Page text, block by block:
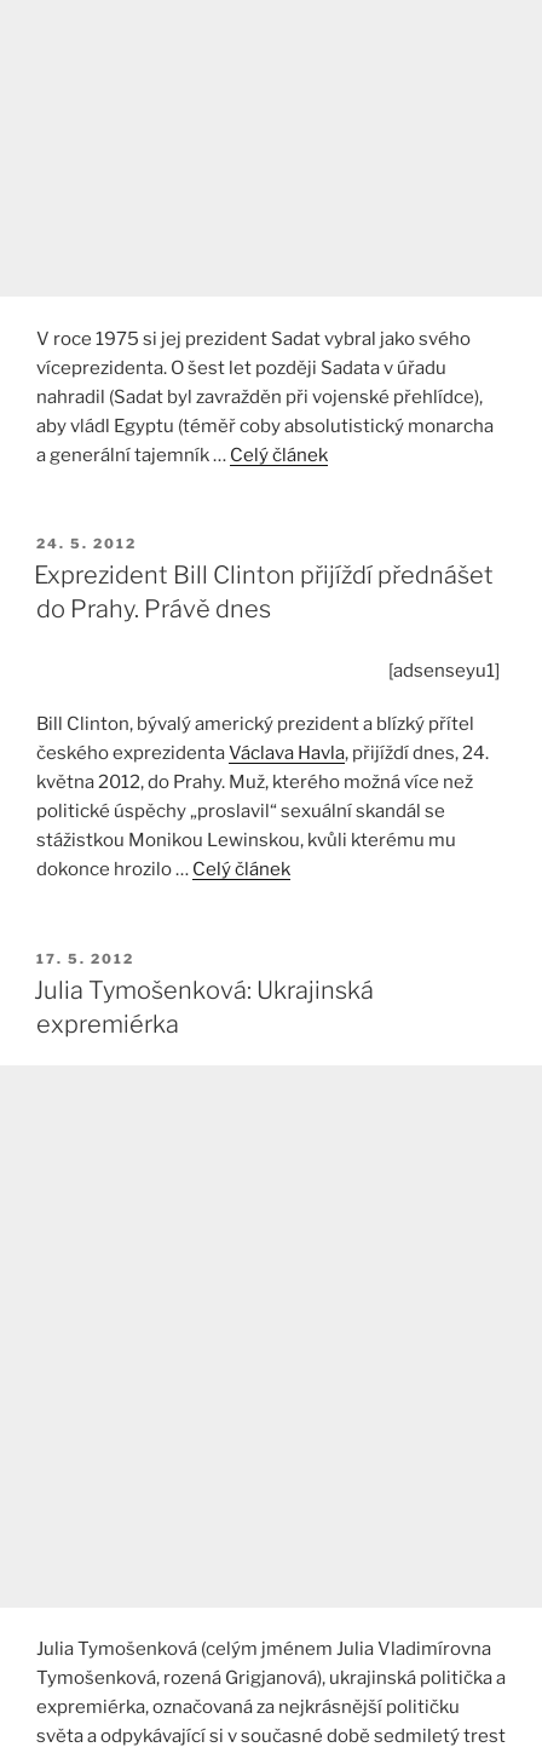
V roce 1975 si jej prezident Sadat vybral jako svého
víceprezidenta. O šest let později Sadata v úřadu
nahradil (Sadat byl zavražděn při vojenské přehlídce),
aby vládl Egyptu (téměř coby absolutistický monarcha
a generální tajemník … Celý článek
PUBLIKOVÁNO
24. 5. 2012
Exprezident Bill Clinton přijíždí přednášet
do Prahy. Právě dnes
[adsenseyu1]
Bill Clinton, bývalý americký prezident a blízký přítel
českého exprezidentaVáclava Havla, přijíždí dnes, 24.
května 2012, do Prahy. Muž, kterého možná více než
politické úspěchy „proslavil“ sexuální skandál se
stážistkou Monikou Lewinskou, kvůli kterému mu
dokonce hrozilo … Celý článek
PUBLIKOVÁNO
17. 5. 2012
Julia Tymošenková: Ukrajinská
expremiérka
Julia Tymošenková (celým jménem Julia Vladimírovna
Tymošenková, rozená Grigjanová), ukrajinská politička a
expremiérka, označovaná za nejkrásnější političku
světa a odpykávající si v současné době sedmiletý trest